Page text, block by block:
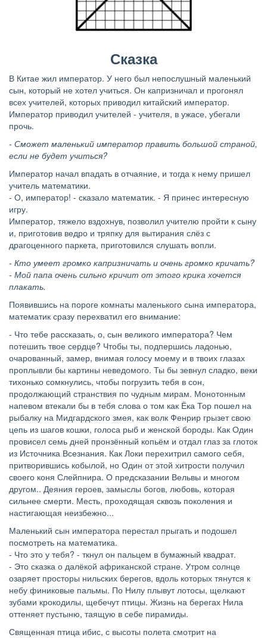
Сказка
В Китае жил император. У него был непослушный маленький
сын, который не хотел учиться. Он капризничал и прогонял
всех учителей, которых приводил китайский император.
Император приводил учителей - учителя, в ужасе, убегали
прочь.
- Сможет маленький император править большой страной,
если не будет учиться?
Император начал впадать в отчаяние, и тогда к нему пришел
учитель математики.
- О, император! - сказало математик. - Я принес интересную
игру.
Император, тяжело вздохнув, позволил учителю пройти к сыну
и, приготовив ведро и тряпку для вытирания слёз с
драгоценного паркета, приготовился слушать вопли.
- Кто умеет громко капризничать и очень громко кричать?
- Мой папа очень сильно кричит от этого крика хочется
плакать.
Появившись на пороге комнаты маленького сына императора,
математик сразу перехватил его внимание:
- Что тебе рассказать, о, сын великого императора? Чем
потешить твое сердце? Чтобы ты, подпершись ладонью,
очарованный, замер, внимая голосу моему и в твоих глазах
проплывли бы картины неведомого. Ты бы зевнул сладко, веки
тихонько сомкнулись, чтобы погрузить тебя в сон,
продолжающий странствия по чудным мирам. Монотонным
напевом втекали бы в тебя слова о том как Ёка Тор пошел на
рыбалку на Мидгардского змея, как волк Фенрир грызет свою
цепь из шагов кошки, голоса рыб и женской бороды. Как Один
провисел семь дней пронзённый копьём и отдал глаз за глоток
из Источника Всезнания. Как Локи перехитрил самого себя,
притворившись кобылой, но Один от этой хитрости получил
своего коня Слейпнира. О предсказании Вельвы и многом
другом.. Деяния героев, замыслы богов, любовь, которая
сильнее смерти. Месть, проходящая сквозь поколения и
настигающая неизбежно...
Маленький сын императора перестал прыгать и подошел
посмотреть на математика.
- Что это у тебя? - ткнул он пальцем в бумажный квадрат.
- Это сказка о далёкой африканской стране. Утром солнце
озаряет просторы нильских берегов, вдоль которых тянутся к
небу финиковые пальмы. По Нилу плывут лотосы, щелкают
зубами крокодилы, щебечут птицы. Жизнь на берегах Нила
оттеняет пустыню, таящую в себе пирамиды.
Священная птица ибис, с высоты полета смотрит на